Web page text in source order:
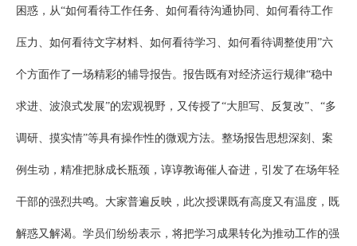
困惑，从“如何看待工作任务、如何看待沟通协同、如何看待工作
压力、如何看待文字材料、如何看待学习、如何看待调整使用”六
个方面作了一场精彩的辅导报告。报告既有对经济运行规律“稳中
求进、波浪式发展”的宏观视野，又传授了“大胆写、反复改”、“多
调研、摸实情”等具有操作性的微观方法。整场报告思想深刻、案
例生动，精准把脉成长瓶颈，谆谆教诲催人奋进，引发了在场年轻
干部的强烈共鸣。大家普遍反映，此次授课既有高度又有温度，既
解惑又解渴。学员们纷纷表示，将把学习成果转化为推动工作的强